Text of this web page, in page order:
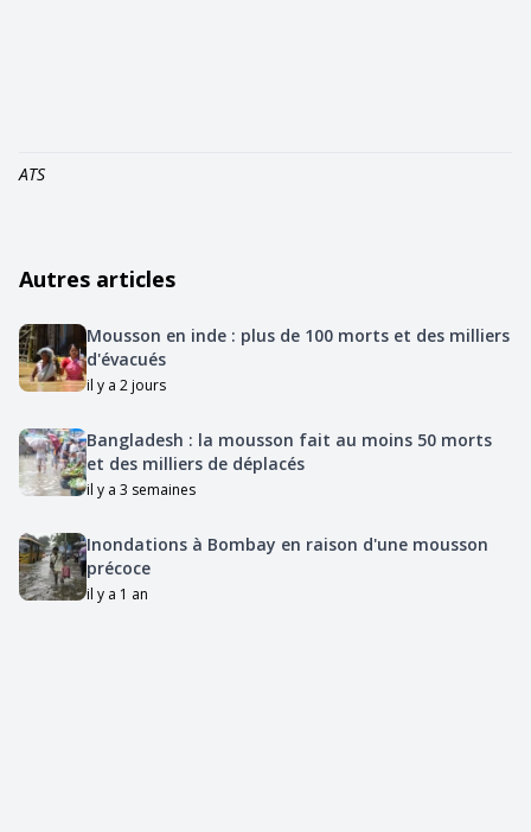
ATS
Autres articles
Mousson en inde : plus de 100 morts et des milliers
d'évacués
il y a 2 jours
Bangladesh : la mousson fait au moins 50 morts
et des milliers de déplacés
il y a 3 semaines
Inondations à Bombay en raison d'une mousson
précoce
il y a 1 an